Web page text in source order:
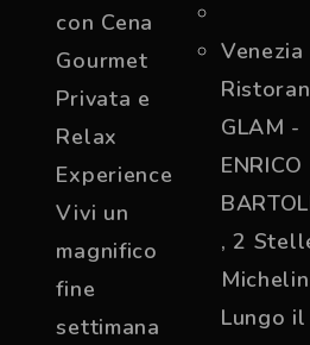
con Cena
Gourmet
Privata e
Relax
Experience
Vivi un
magnifico
fine
settimana
Venezia
GLAM -
ENRICO
, 2
Michelin
Lungo il